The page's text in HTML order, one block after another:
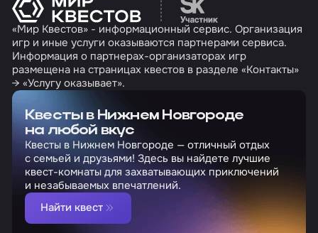
«Мир Квестов» - информационный сервис. Организация
игр и иные услуги оказываются партнерами сервиса.
Информация о партнерах-организаторах игр
размещена на страницах квестов в разделе «Контакты»
→ «Услугу оказывает».
Квесты в Нижнем Новгороде
на любой вкус
Квесты в Нижнем Новгороде — отличный отдых
с семьей и друзьями! Здесь вы найдете лучшие
квест-комнаты для захватывающих приключений
и незабываемых впечатлений.
Найти квест